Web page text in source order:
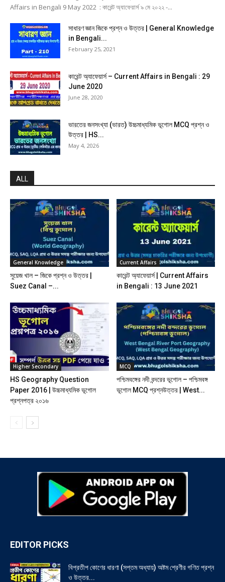
Affairs in Bengali 9 May 2022 : কারেন্ট অ্যাফেয়ার্স ৯ মে ২০২২ -...
সাধারণ জ্ঞান জিকে প্রশ্ন ও উত্তর | General Knowledge
in Bengali...
February 25, 2021
কারেন্ট অ্যাফেয়ার্স – Current Affairs in Bengali : 29
June 2020
June 28, 2020
ভারতের জনসংখ্যা (ভারত) উচ্চমাধ্যমিক ভূগোল MCQ প্রশ্ন ও
উত্তর | HS...
May 4, 2026
ALL
General Knowledge
সুয়েজ খাল – জিকে প্রশ্ন ও উত্তর |
Suez Canal –...
Current Affairs
কারেন্ট অ্যাফেয়ার্স | Current Affairs
in Bengali : 13 June 2021
Higher Secondary
HS Geography Question
Paper 2016 | উচ্চমাধ্যমিক ভূগোল
প্রশ্নপত্র ২০১৬
MCQ
পশ্চিমবঙ্গের নদী বন্দরের ভূগোল – পশ্চিমবঙ্গ
ভূগোল MCQ প্রশ্নউত্তর | West...
EDITOR PICKS
বিপ্রতীপ কোণের ধারণা (সপ্তম অধ্যায়) অষ্টম শ্রেণীর গণিত প্রশ্ন
ও উত্তর...